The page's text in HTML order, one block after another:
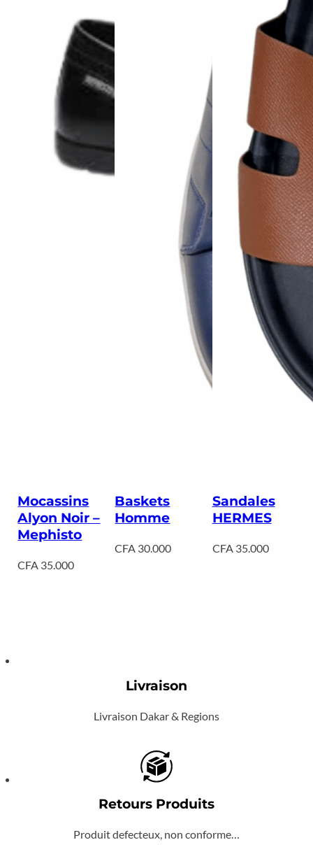
Mocassins
Alyon Noir –
Mephisto
CFA 35.000
Baskets
Homme
CFA 30.000
Sandales
HERMES
CFA35.000
Livraison
Livraison Dakar & Regions
Retours Produits
Produit defecteux, non conforme…